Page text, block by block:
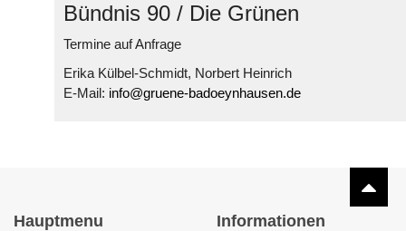
Bündnis 90 / Die Grünen
Termine auf Anfrage
Erika Külbel-Schmidt, Norbert Heinrich
E-Mail: info@gruene-badoeynhausen.de
Hauptmenu Informationen